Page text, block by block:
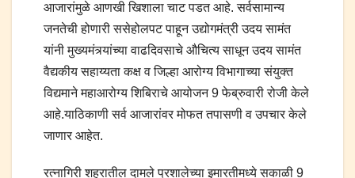
आजारांमुळे आणखी खिशाला चाट पडत आहे. सर्वसामान्य
जनतेची होणारी ससेहोलपट पाहून उद्योगमंत्री उदय सामंत
यांनी मुख्यमंत्र्यांच्या वाढदिवसाचे औचित्य साधून उदय सामंत
वैद्यकीय सहाय्यता कक्ष व जिल्हा आरोग्य विभागाच्या संयुक्त
विद्यमाने महाआरोग्य शिबिराचे आयोजन 9 फेब्रुवारी रोजी केले
आहे.याठिकाणी सर्व आजारांवर मोफत तपासणी व उपचार केले
जाणार आहेत.
रत्नागिरी शहरातील दामले प्रशालेच्या इमारतीमध्ये सकाळी 9